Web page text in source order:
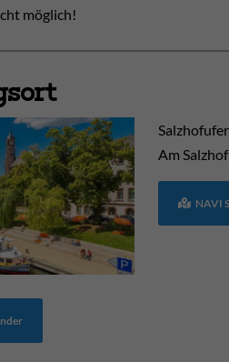
möglich!
Salzhofufer
Am Salzhof
NAVI